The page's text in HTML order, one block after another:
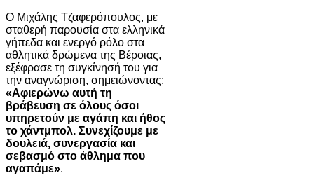
Ο Μιχάλης Τζαφερόπουλος, με
σταθερή παρουσία στα ελληνικά
γήπεδα και ενεργό ρόλο στα
αθλητικά δρώμενα της Βέροιας,
εξέφρασε τη συγκίνησή του για
την αναγνώριση, σημειώνοντας:
«Αφιερώνω αυτή τη
βράβευση σε όλους όσοι
υπηρετούν με αγάπη και ήθος
το χάντμπολ. Συνεχίζουμε με
δουλειά, συνεργασία και
σεβασμό στο άθλημα που
αγαπάμε».